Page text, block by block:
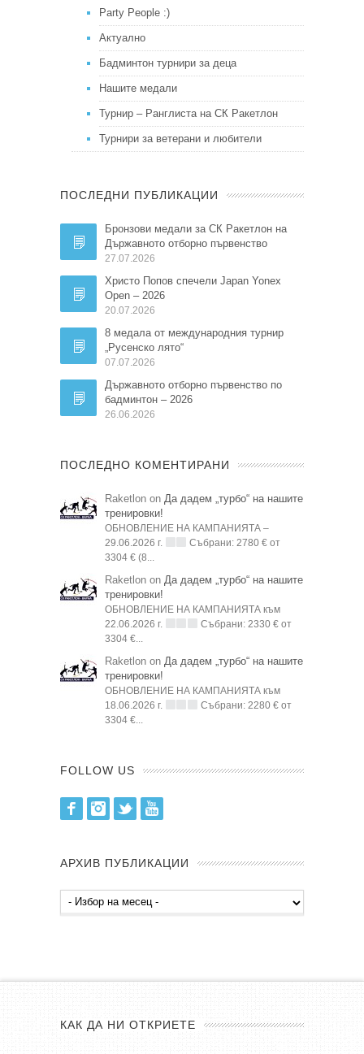
Party People :)
Актуално
Бадминтон турнири за деца
Нашите медали
Турнир – Ранглиста на СК Ракетлон
Турнири за ветерани и любители
ПОСЛЕДНИ ПУБЛИКАЦИИ
Бронзови медали за СК Ракетлон на
Държавното отборно първенство
27.07.2026
Христо Попов спечели Japan Yonex
Open – 2026
20.07.2026
8 медала от международния турнир
„Русенско лято“
07.07.2026
Държавното отборно първенство по
бадминтон – 2026
26.06.2026
ПОСЛЕДНО КОМЕНТИРАНИ
Raketlon on Да дадем „турбо“ на нашите
тренировки!
ОБНОВЛЕНИЕ НА КАМПАНИЯТА –
29.06.2026 г.
Събрани: 2780 € от
3304 € (8...
Raketlon on Да дадем „турбо“ на нашите
тренировки!
ОБНОВЛЕНИЕ НА КАМПАНИЯТА към
22.06.2026 г.
Събрани: 2330 € от
3304 €...
Raketlon on Да дадем „турбо“ на нашите
тренировки!
ОБНОВЛЕНИЕ НА КАМПАНИЯТА към
18.06.2026 г.
Събрани: 2280 € от
3304 €...
FOLLOW US
FacebookInstagram
Twitter
АРХИВ ПУБЛИКАЦИИ
Архив
публикации
КАК ДА НИ ОТКРИЕТЕ